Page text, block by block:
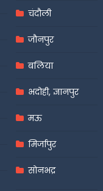
चंदौली
जौनपुर
बलिया
भदोही, ज्ञानपुर
मऊ
मिर्जापुर
सोनभद्र